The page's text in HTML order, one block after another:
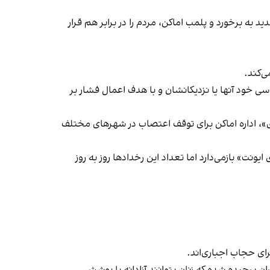
برخورد و پلمب اماکن، مردم را در برابر هم قرار
آنها یا نزدیکانشان و با هدف اعمال فشار بر
در خیزش «زن، زندگی، آزادی»، اداره اماکن برای توقف اعتصاب در شهرهای مختلف
بازمی‌دارد اما تعداد این رخدادها روز به روز